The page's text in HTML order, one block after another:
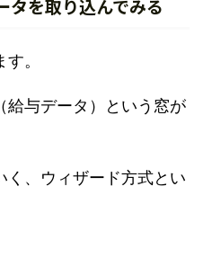
タを取り込んでみる
。
給与データ）という窓が
く、ウィザード方式とい